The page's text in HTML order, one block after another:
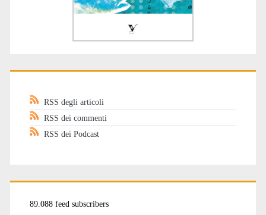
RSS degli articoli
RSS dei commenti
RSS dei Podcast
89.088 feed subscribers